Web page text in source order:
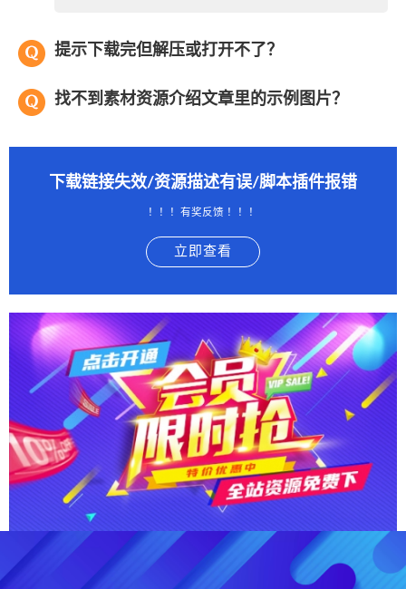
提示下载完但解压或打开不了？
找不到素材资源介绍文章里的示例图片？
下载链接失效/资源描述有误/脚本插件报错
！！！有奖反馈 ！！！
立即查看